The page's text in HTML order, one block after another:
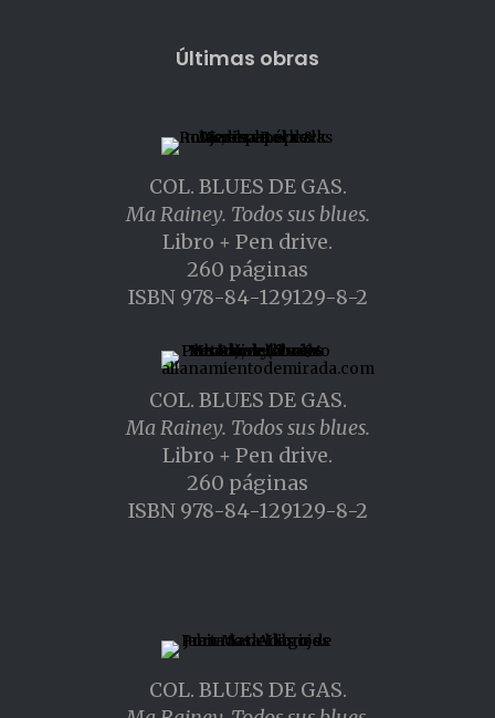
Últimas obras
COL. BLUES DE GAS.
Ma Rainey. Todos sus blues.
Libro + Pen drive.
260 páginas
ISBN 978-84-129129-8-2
COL. BLUES DE GAS.
Ma Rainey. Todos sus blues.
Libro + Pen drive.
260 páginas
ISBN 978-84-129129-8-2
COL. BLUES DE GAS.